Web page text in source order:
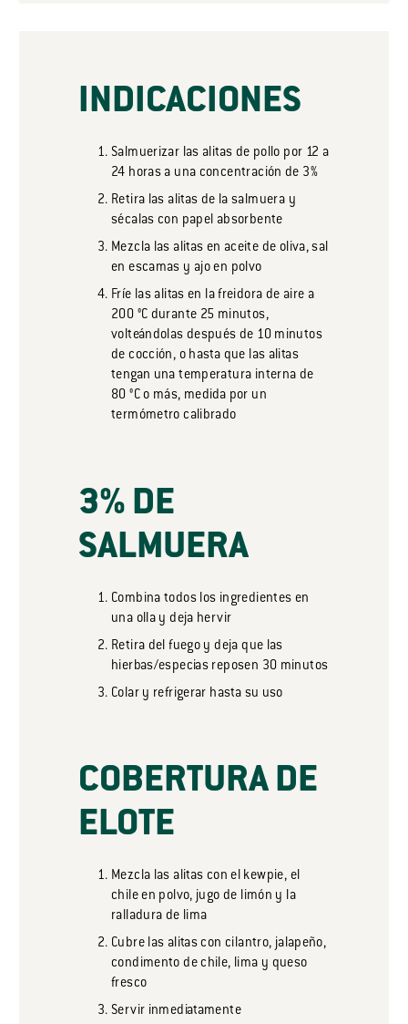
INDICACIONES
Salmuerizar las alitas de pollo por 12 a
24 horas a una concentración de 3%
Retira las alitas de la salmuera y
sécalas con papel absorbente
Mezcla las alitas en aceite de oliva, sal
en escamas y ajo en polvo
Fríe las alitas en la freidora de aire a
200 °C durante 25 minutos,
volteándolas después de 10 minutos
de cocción, o hasta que las alitas
tengan una temperatura interna de
80 °C o más, medida por un
termómetro calibrado
3% DE
SALMUERA
Combina todos los ingredientes en
una olla y deja hervir
Retira del fuego y deja que las
hierbas/especias reposen 30 minutos
Colar y refrigerar hasta su uso
COBERTURA DE
ELOTE
Mezcla las alitas con el kewpie, el
chile en polvo, jugo de limón y la
ralladura de lima
Cubre las alitas con cilantro, jalapeño,
condimento de chile, lima y queso
fresco
Servir inmediatamente